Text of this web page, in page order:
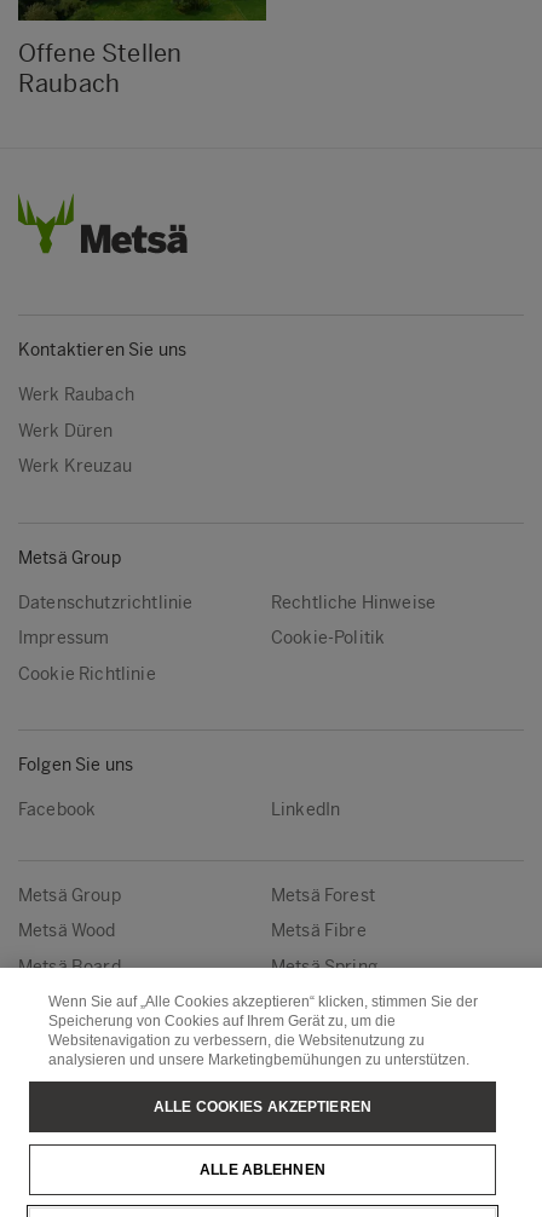
Offene Stellen
Raubach
Kontaktieren Sie uns
Werk Raubach
Werk Düren
Werk Kreuzau
Metsä Group
Datenschutzrichtlinie
Rechtliche Hinweise
Impressum
Cookie-Politik
Cookie Richtlinie
Folgen Sie uns
Facebook LinkedIn
Metsä Group
Metsä Forest
Metsä Wood
Metsä Fibre
Metsä Board
Metsä Spring
Copyright © Metsä Group
Wenn Sie auf „Alle Cookies akzeptieren“ klicken, stimmen Sie der
Speicherung von Cookies auf Ihrem Gerät zu, um die
Websitenavigation zu verbessern, die Websitenutzung zu
analysieren und unsere Marketingbemühungen zu unterstützen.
ALLE ABLEHNEN
ALLE COOKIES AKZEPTIEREN